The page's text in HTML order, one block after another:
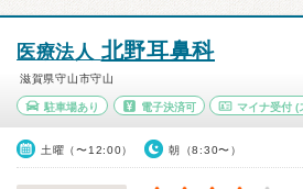
医療法人 北野耳鼻科
滋賀県守山市守山
駐車場あり 電子決済可 マイナ受付 (
土曜（〜12:00） 朝（8:30〜）